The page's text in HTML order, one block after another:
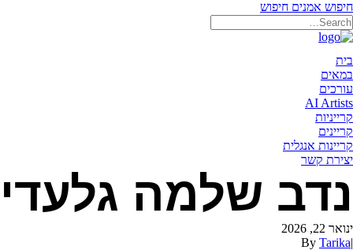
חיפוש אמנים חיפוש
בית
במאים
עורכים
AI Artists
קרייניות
קריינים
קריינות אנגלית
יצירת קשר
נדב שלמה גלעדי
ינואר 22, 2026
|
By Tarika